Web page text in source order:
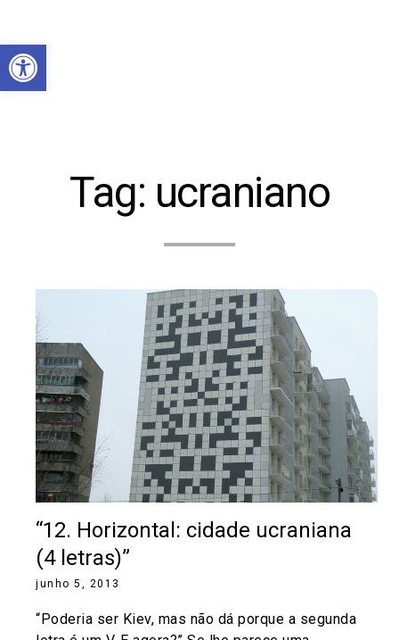
Abrir a barra de ferramentas
Tag: ucraniano
“12. Horizontal: cidade ucraniana
(4 letras)”
junho 5, 2013
“Poderia ser Kiev, mas não dá porque a segunda